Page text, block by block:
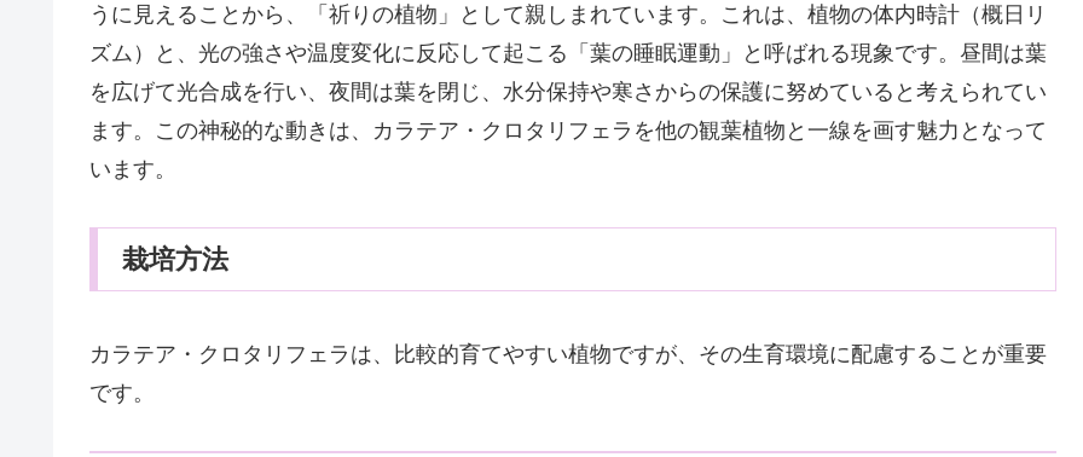
うに見えることから、「祈りの植物」として親しまれています。これは、植物の体内時計（概日リ
ズム）と、光の強さや温度変化に反応して起こる「葉の睡眠運動」と呼ばれる現象です。昼間は葉
を広げて光合成を行い、夜間は葉を閉じ、水分保持や寒さからの保護に努めていると考えられてい
ます。この神秘的な動きは、カラテア・クロタリフェラを他の観葉植物と一線を画す魅力となって
います。
栽培方法
カラテア・クロタリフェラは、比較的育てやすい植物ですが、その生育環境に配慮することが重要
です。